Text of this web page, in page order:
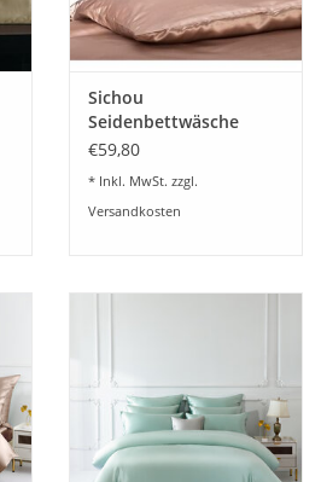
Sichou
Seidenbettwäsche
Satin blassbraun Uni
Maulbeerseide
€59,80
* Inkl. MwSt. zzgl.
Versandkosten